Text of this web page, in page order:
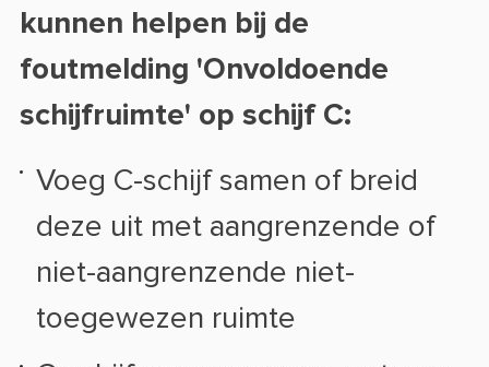
kunnen helpen bij de
foutmelding 'Onvoldoende
schijfruimte' op schijf C:
Voeg C-schijf samen of breid
deze uit met aangrenzende of
niet-aangrenzende niet-
toegewezen ruimte